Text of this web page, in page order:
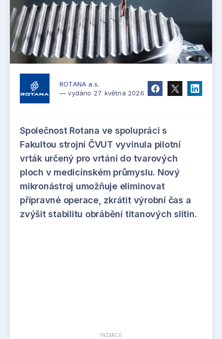
ROTANA a.s.
— vydáno 27. května 2026
Společnost Rotana ve spolupráci s
Fakultou strojní ČVUT vyvinula pilotní
vrták určený pro vrtání do tvarových
ploch v medicínském průmyslu. Nový
mikronástroj umožňuje eliminovat
přípravné operace, zkrátit výrobní čas a
zvýšit stabilitu obrábění titanových slitin.
INZERCE